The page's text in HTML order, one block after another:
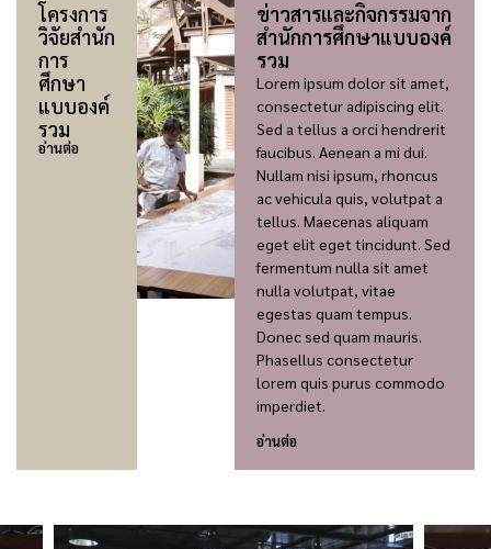
โครงการ
วิจัยสำนัก
การ
ศึกษา
แบบองค์
รวม
อ่านต่อ
ข่าวสารและกิจกรรมจาก
สำนักการศึกษาแบบองค์
รวม
Lorem ipsum dolor sit amet,
consectetur adipiscing elit.
Sed a tellus a orci hendrerit
faucibus. Aenean a mi dui.
Nullam nisi ipsum, rhoncus
ac vehicula quis, volutpat a
tellus. Maecenas aliquam
eget elit eget tincidunt. Sed
fermentum nulla sit amet
nulla volutpat, vitae
egestas quam tempus.
Donec sed quam mauris.
Phasellus consectetur
lorem quis purus commodo
imperdiet.
อ่านต่อ